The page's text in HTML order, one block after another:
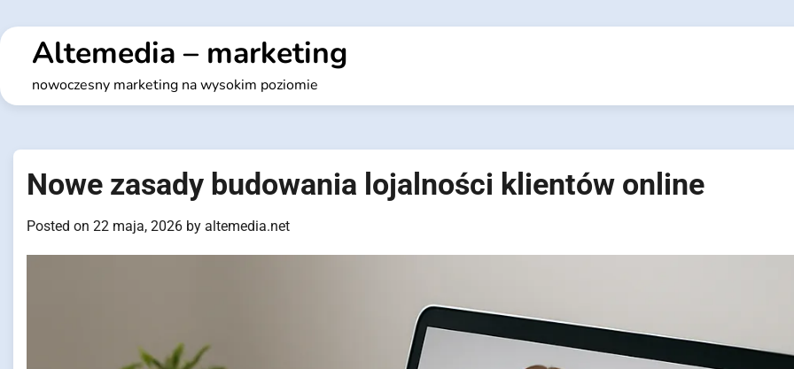
to
contentAltemedia – marketing
nowoczesny marketing na wysokim poziomie
Nowe zasady budowania lojalności klientów online
Posted on 22 maja, 2026 by altemedia.net